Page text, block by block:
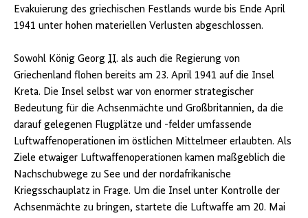
Evakuierung des griechischen Festlands wurde bis Ende April
1941 unter hohen materiellen Verlusten abgeschlossen.
Sowohl König Georg II. als auch die Regierung von
Griechenland flohen bereits am 23. April 1941 auf die Insel
Kreta. Die Insel selbst war von enormer strategischer
Bedeutung für die Achsenmächte und Großbritannien, da die
darauf gelegenen Flugplätze und -felder umfassende
Luftwaffenoperationen im östlichen Mittelmeer erlaubten. Als
Ziele etwaiger Luftwaffenoperationen kamen maßgeblich die
Nachschubwege zu See und der nordafrikanische
Kriegsschauplatz in Frage. Um die Insel unter Kontrolle der
Achsenmächte zu bringen, startete die Luftwaffe am 20. Mai